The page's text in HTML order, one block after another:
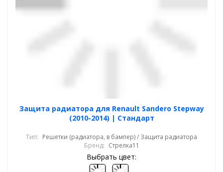
Защита радиатора для Renault Sandero Stepway
(2010-2014) | Стандарт
Тип: Решетки (радиатора, в бампер) / Защита радиатора
Бренд: Стрелка11
Выбрать цвет: